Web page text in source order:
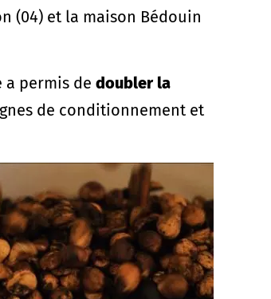
(04) et la maison Bédouin
a permis de doubler la
de conditionnement et